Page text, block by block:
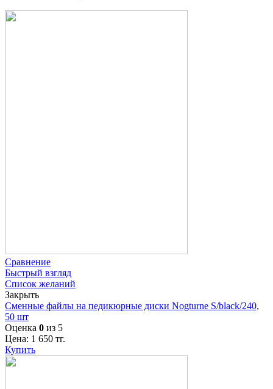
Сравнение
Быстрый взгляд
Список желаний
Закрыть
Сменные файлы на педикюрные диски Nogturne S/black/240,
50 шт
Оценка 0 из 5
Цена: 1 650 тг.
Купить